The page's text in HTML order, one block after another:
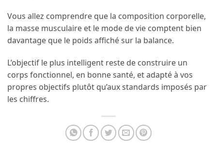
Vous allez comprendre que la composition corporelle,
la masse musculaire et le mode de vie comptent bien
davantage que le poids affiché sur la balance.
L’objectif le plus intelligent reste de construire un
corps fonctionnel, en bonne santé, et adapté à vos
propres objectifs plutôt qu’aux standards imposés par
les chiffres.